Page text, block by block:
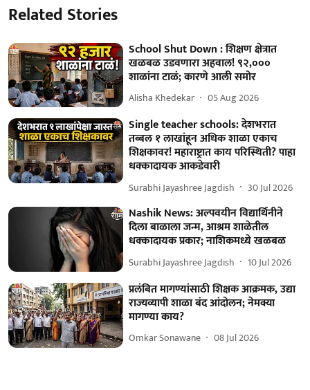
Related Stories
School Shut Down : शिक्षण क्षेत्रात
खळबळ उडवणारा अहवाल! ९२,०००
शाळांना टाळं; कारणे आली समोर
Alisha Khedekar 05 Aug 2026
Single teacher schools: देशभरात
तब्बल १ लाखांहून अधिक शाळा एकाच
शिक्षकावर! महाराष्ट्रात काय परिस्थिती? पाहा
धक्कादायक आकडेवारी
Surabhi Jayashree Jagdish 30 Jul 2026
Nashik News: अल्पवयीन विद्यार्थिनीने
दिला बाळाला जन्म, आश्रम शाळेतील
धक्कादायक प्रकार; नाशिकमध्ये खळबळ
Surabhi Jayashree Jagdish 10 Jul 2026
प्रलंबित मागण्यांसाठी शिक्षक आक्रमक, उद्या
राज्यव्यापी शाळा बंद आंदोलन; नेमक्या
मागण्या काय?
Omkar Sonawane 08 Jul 2026